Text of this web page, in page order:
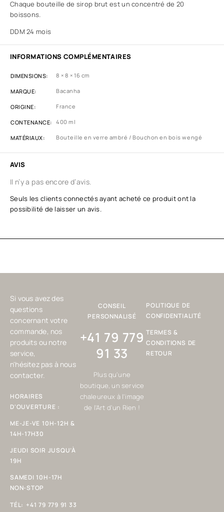
Chaque bouteille de sirop brut est un concentré de 20
boissons.
DDM 24 mois
INFORMATIONS COMPLÉMENTAIRES
DIMENSIONS 8 × 8 × 16 cm
MARQUE Bacanha
ORIGINE France
CONTENANCE 400 ml
MATÉRIAUX Bouteille en verre ambré / Bouchon en bois wengé
AVIS
Il n’y a pas encore d’avis.
Seuls les clients connectés ayant acheté ce produit ont la
possibilité de laisser un avis.
Si vous avez des
questions
concernant votre
commande, nos
produits ou notre
service,
n'hésitez pas à nous
contacter.
HORAIRES
D'OUVERTURE :
ME-JE-VE 10H-12H &
14H-17H30
JEUDI SOIR JUSQU’À
19H
SAMEDI 10H-17H
NON-STOP
TÉL: +41 79 779 91 33
CONSEIL
PERSONNALISÉ
+41 79 779
91 33
Plus qu'une
boutique, un service
chaleureux à l'image
de l'Art d'un Rien !
POLITIQUE DE
CONFIDENTIALITÉ
TERMES &
CONDITIONS DE
RETOUR